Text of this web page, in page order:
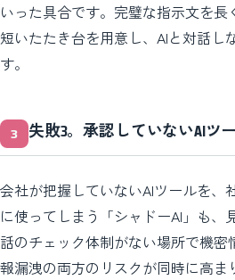
いった具合です。完璧な指示文を長
短いたたき台を用意し、AIと対話し
す。
失敗3。承認していないAIツ
会社が把握していないAIツールを、
に使ってしまう「シャドーAI」も、
話のチェック体制がない場所で機
報漏洩の両方のリスクが同時に高ま